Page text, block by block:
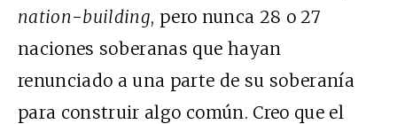
nation-building, pero nunca 28 o 27
naciones soberanas que hayan
renunciado a una parte de su soberanía
para construir algo común. Creo que el